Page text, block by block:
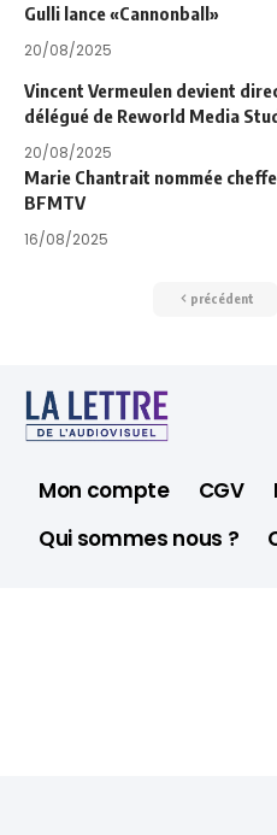
Gulli lance «Cannonball»
20/08/2025
Vincent Vermeulen devient
délégué de Reworld Media
20/08/2025
Marie Chantrait nommée
BFMTV
16/08/2025
précédent
Mon compte CGV
Qui sommes nous ?